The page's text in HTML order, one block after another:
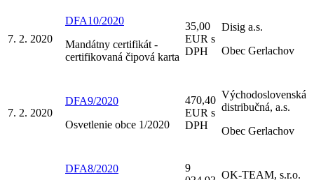
7. 2. 2020
DFA10/2020
Mandátny certifikát -
certifikovaná čipová karta
35,00
EUR s
DPH
Disig a.s.
Obec Gerlachov
7. 2. 2020
DFA9/2020
Osvetlenie obce 1/2020
470,40
EUR s
DPH
Východoslovenská
distribučná, a.s.
Obec Gerlachov
DFA8/2020
9
OK-TEAM, s.r.o.